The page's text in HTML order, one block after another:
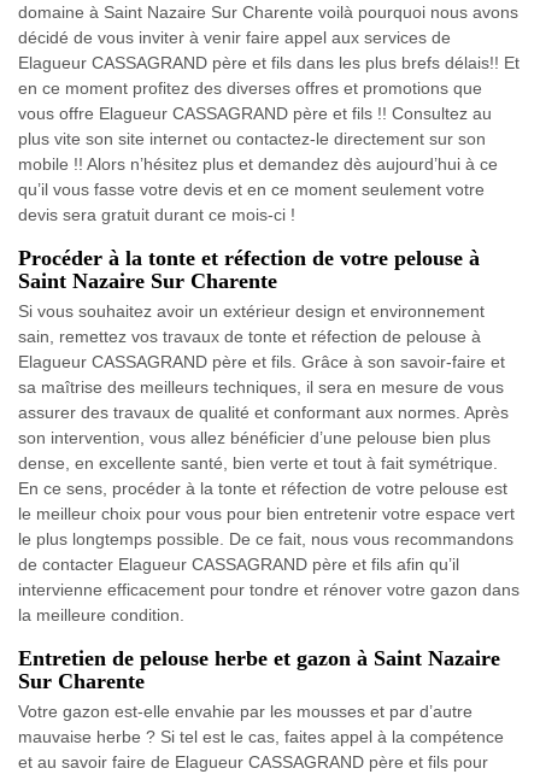
domaine à Saint Nazaire Sur Charente voilà pourquoi nous avons
décidé de vous inviter à venir faire appel aux services de
Elagueur CASSAGRAND père et fils dans les plus brefs délais!! Et
en ce moment profitez des diverses offres et promotions que
vous offre Elagueur CASSAGRAND père et fils !! Consultez au
plus vite son site internet ou contactez-le directement sur son
mobile !! Alors n’hésitez plus et demandez dès aujourd’hui à ce
qu’il vous fasse votre devis et en ce moment seulement votre
devis sera gratuit durant ce mois-ci !
Procéder à la tonte et réfection de votre pelouse à
Saint Nazaire Sur Charente
Si vous souhaitez avoir un extérieur design et environnement
sain, remettez vos travaux de tonte et réfection de pelouse à
Elagueur CASSAGRAND père et fils. Grâce à son savoir-faire et
sa maîtrise des meilleurs techniques, il sera en mesure de vous
assurer des travaux de qualité et conformant aux normes. Après
son intervention, vous allez bénéficier d’une pelouse bien plus
dense, en excellente santé, bien verte et tout à fait symétrique.
En ce sens, procéder à la tonte et réfection de votre pelouse est
le meilleur choix pour vous pour bien entretenir votre espace vert
le plus longtemps possible. De ce fait, nous vous recommandons
de contacter Elagueur CASSAGRAND père et fils afin qu’il
intervienne efficacement pour tondre et rénover votre gazon dans
la meilleure condition.
Entretien de pelouse herbe et gazon à Saint Nazaire
Sur Charente
Votre gazon est-elle envahie par les mousses et par d’autre
mauvaise herbe ? Si tel est le cas, faites appel à la compétence
et au savoir faire de Elagueur CASSAGRAND père et fils pour